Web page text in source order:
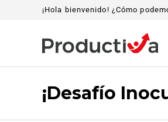
¡Hola bienvenido! ¿Cómo
¡Desafío